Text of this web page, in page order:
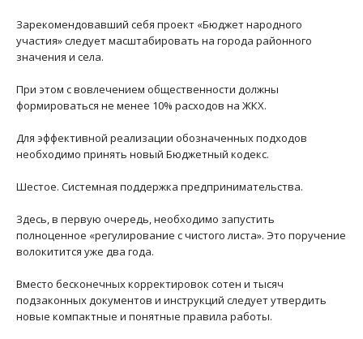
Зарекомендовавший себя проект «Бюджет народного
участия» следует масштабировать на города районного
значения и села.
При этом с вовлечением общественности должны
формироваться не менее 10% расходов на ЖКХ.
Для эффективной реализации обозначенных подходов
необходимо принять новый Бюджетный кодекс.
Шестое. Системная поддержка предпринимательства.
Здесь, в первую очередь, необходимо запустить
полноценное «регулирование с чистого листа». Это поручение
волокитится уже два года.
Вместо бесконечных корректировок сотен и тысяч
подзаконных документов и инструкций следует утвердить
новые компактные и понятные правила работы.